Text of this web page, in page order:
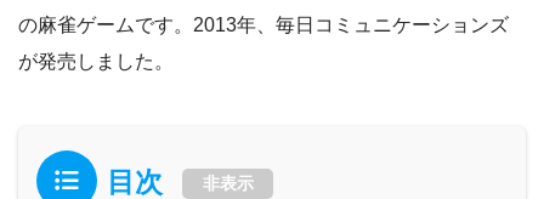
の麻雀ゲームです。2013年、毎日コミュニケーションズ
が発売しました。
目次 非表示